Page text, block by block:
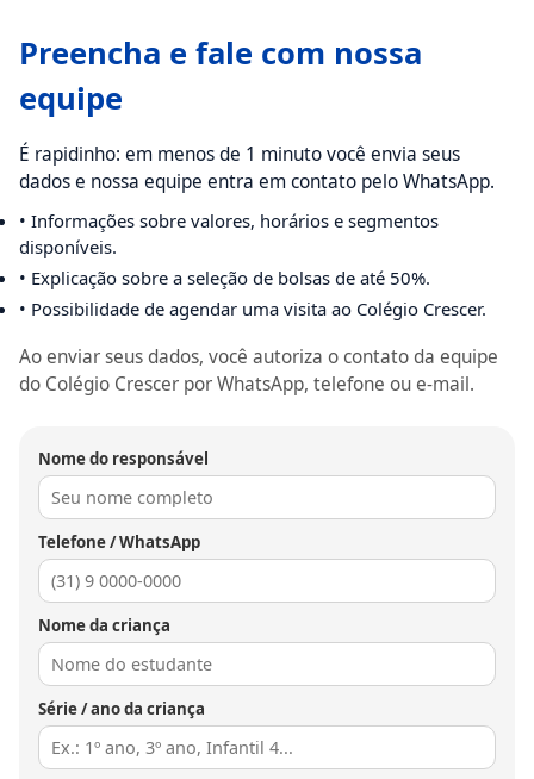
Preencha e fale com nossa
equipe
É rapidinho: em menos de 1 minuto você envia seus
dados e nossa equipe entra em contato pelo WhatsApp.
• Informações sobre valores, horários e segmentos
disponíveis.
• Explicação sobre a seleção de bolsas de até 50%.
• Possibilidade de agendar uma visita ao Colégio Crescer.
Ao enviar seus dados, você autoriza o contato da equipe
do Colégio Crescer por WhatsApp, telefone ou e-mail.
Nome do responsável
Telefone / WhatsApp
Nome da criança
Série / ano da criança